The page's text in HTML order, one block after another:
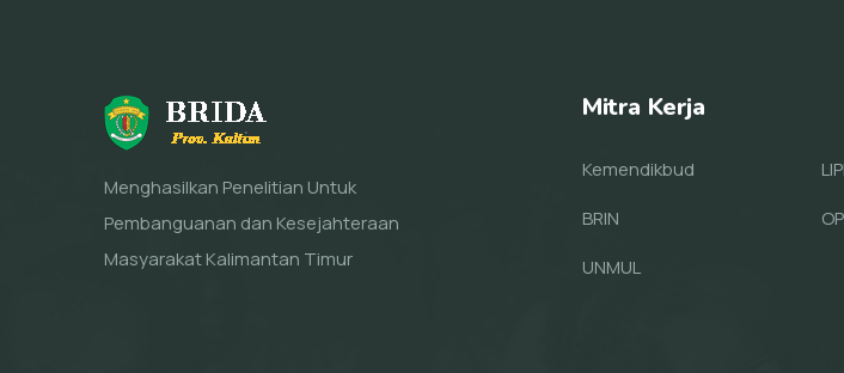
Menghasilkan Penelitian Untuk
Pembanguanan dan Kesejahteraan
Masyarakat Kalimantan Timur
Mitra Kerja
Kemendikbud
BRIN
UNMUL
LIPI